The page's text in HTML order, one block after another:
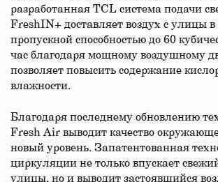
разработанная TCL система подачи
FreshIN+ доставляет воздух с улицы
пропускной способностью до 60
час благодаря мощному воздушному
позволяет повысить содержание
влажности.
Благодаря последнему обновлению
Fresh Air выводит качество
новый уровень. Запатентованная
циркуляции не только впускает
улицы, но и выводит застоявшийся